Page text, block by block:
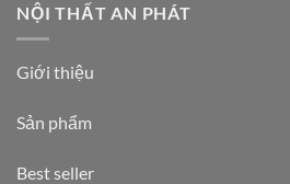
NỘI THẤT AN PHÁT
Giới thiệu
Sản phẩm
Best seller